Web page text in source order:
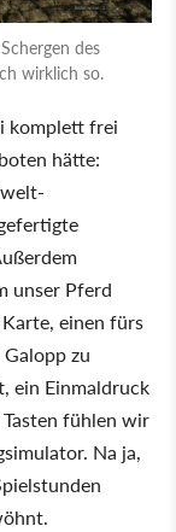
des
wirklich so.
komplett frei
hätte:
unser Pferd
einen fürs
zu
ein Einmaldruck
fühlen wir
Na ja,